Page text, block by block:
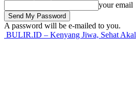
your email
A password will be e-mailed to you.
BULIR.ID – Kenyang Jiwa, Sehat Akal